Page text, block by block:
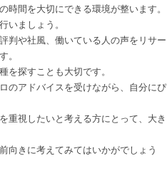
時間を大切にできる環境が整います。
いましょう。
判や社風、働いている人の声をリサー
。
を探すことも大切です。
のアドバイスを受けながら、自分にぴ
重視したいと考える方にとって、大き
向きに考えてみてはいかがでしょう